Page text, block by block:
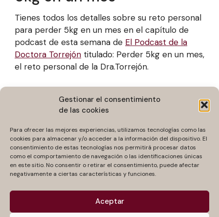
Gestionar el consentimiento
de las cookies
Para ofrecer las mejores experiencias, utilizamos tecnologías como las
cookies para almacenar y/o acceder a la información del dispositivo. El
consentimiento de estas tecnologías nos permitirá procesar datos
como el comportamiento de navegación o las identificaciones únicas
en este sitio. No consentir o retirar el consentimiento, puede afectar
negativamente a ciertas características y funciones.
Aceptar
Tienes todos los detalles sobre su reto personal
para perder 5kg en un mes en el capítulo de
podcast de esta semana de El Podcast de la
Doctora Torrejón titulado: Perder 5kg en un mes,
el reto personal de la Dra.Torrejón.
Podcast de la Dra. Torrejón